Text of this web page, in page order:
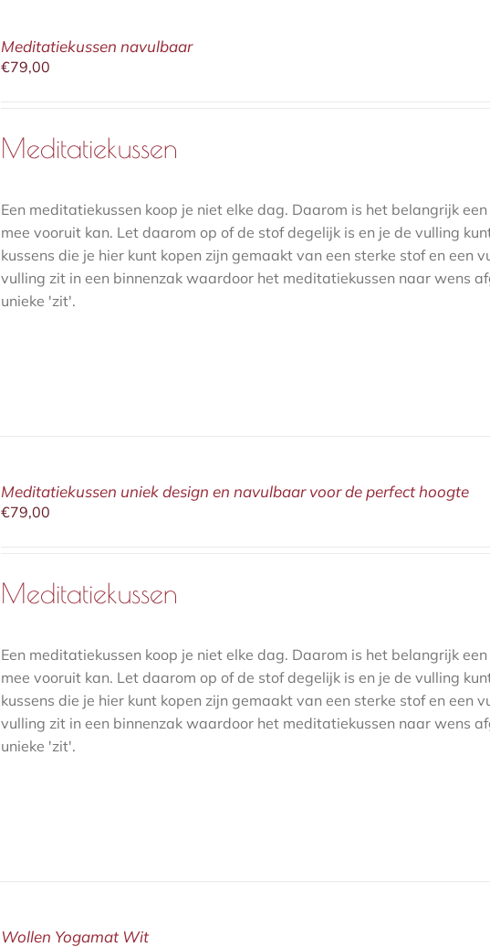
Meditatiekussen navulbaar
€79,00
Meditatiekussen
Een meditatiekussen koop je niet elke dag. Daarom is het belangrijk
mee vooruit kan. Let daarom op of de stof degelijk is en je de vulling
kussens die je hier kunt kopen zijn gemaakt van een sterke stof en een
vulling zit in een binnenzak waardoor het meditatiekussen naar wens
unieke 'zit'.
Meditatiekussen uniek design en navulbaar voor de perfect hoogte
€79,00
Meditatiekussen
Een meditatiekussen koop je niet elke dag. Daarom is het belangrijk
mee vooruit kan. Let daarom op of de stof degelijk is en je de vulling
kussens die je hier kunt kopen zijn gemaakt van een sterke stof en een
vulling zit in een binnenzak waardoor het meditatiekussen naar wens
unieke 'zit'.
Wollen Yogamat Wit